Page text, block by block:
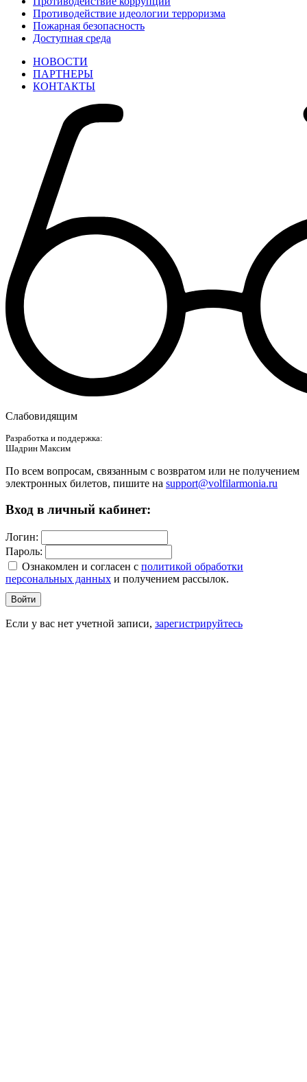
Противодействие идеологии терроризма
Пожарная безопасность
Доступная среда
НОВОСТИ
ПАРТНЕРЫ
КОНТАКТЫ
Слабовидящим
Разработка и поддержка:
Шадрин Максим
По всем вопросам, связанным с возвратом или не получением
электронных билетов, пишите на support@volfilarmonia.ru
Вход в личный кабинет:
Логин:
Пароль:
Ознакомлен и согласен c политикой обработки
персональных данных и получением рассылок.
Войти
Если у вас нет учетной записи, зарегистрируйтесь